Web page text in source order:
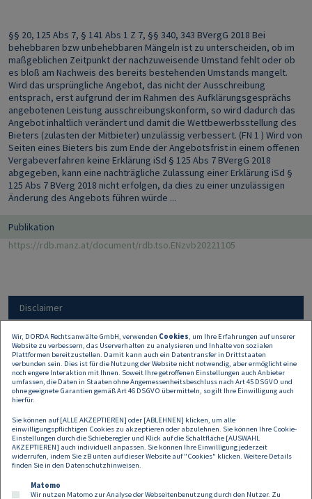
§§ 20, 125 Abs 7, § 141 Abs 1 Z 7, §§ 340, 343 BVergG 2018 Bei
behebbaren bzw unbehebbaren Mängeln ist zu unterscheiden, ob im
maßgeblichen Zeitpunkt der nachzuweisende Umstand fehlt oder ob
es bloß am Nachweis des bereits bestehenden Umstands mangelt.
Wird das ursprüngliche Angebot, das nicht der Ausschreibung
entsprach, erst aufgrund der im Rahmen des Aufklärungsgesprächs
angebotenen Leistung ausschreibungskonform, so wird dadurch das
Angebot inhaltlich verändert und damit die Wettbewerbsstellung des
Bieters (zulasten der Mitbieter) unzulässig verbessert. (FN 1 ) Wird von
Seiten eines Bieters bis zum Ende der Angebotsfrist in einem offenen
Vergabeverfahren keine Erklärung iSd § 125 Abs 7 BVergG 2018
abgegeben, kann eine nachträgliche Zulassung einer Erklärung iSd §
125 Abs 7 BVerg 2018 nicht erfolgen, da dies zu einer unzulässigen
Änderung des Angebots führen würde ...
Publikation
https://rdb.manz.at/document/rdb.tso.ENzvb20221105
Disclaimer
Alle Angaben auf dieser Website dienen nur der
Erstinformation und können keine rechtliche oder
sonstige Beratung sein oder ersetzen. Daher
übernehmen wir keine Haftung für allfälligen
Schadenersatz.
Wir, DORDA Rechtsanwälte GmbH, verwenden Cookies, um Ihre Erfahrungen auf unserer
Website zu verbessern, das Userverhalten zu analysieren und Inhalte von sozialen
Plattformen bereitzustellen. Damit kann auch ein Datentransfer in Drittstaaten
verbunden sein. Dies ist für die Nutzung der Website nicht notwendig, aber ermöglicht eine
noch engere Interaktion mit Ihnen. Soweit Ihre getroffenen Einstellungen auch Anbieter
umfassen, die Daten in Staaten ohne Angemessenheitsbeschluss nach Art 45 DSGVO und
ohne geeignete Garantien gemäß Art 46 DSGVO übermitteln, so gilt Ihre Einwilligung auch
hierfür.
Sie können auf [ALLE AKZEPTIEREN] oder [ABLEHNEN] klicken, um alle
einwilligungspflichtigen Cookies zu akzeptieren oder abzulehnen. Sie können Ihre Cookie-
Einstellungen durch die Schieberegler und Klick auf die Schaltfläche [AUSWAHL
AKZEPTIEREN] auch individuell anpassen. Sie können Ihre Einwilligung jederzeit
widerrufen, indem Sie zB unten auf dieser Website auf "Cookies" klicken. Weitere Details
finden Sie in den Datenschutzhinweisen.
Matomo
Wir nutzen Matomo zur Analyse der Webseitenbenutzung durch den Nutzer. Zu